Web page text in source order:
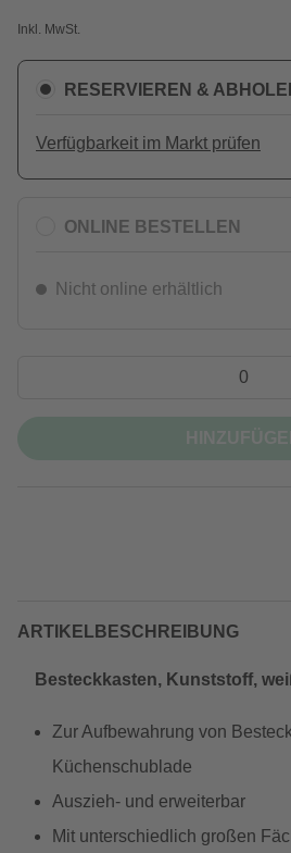
Inkl. MwSt.
RESERVIEREN &
Verfügbarkeit im Markt prüfen
ONLINE BESTELLEN
Nicht online erhältlich
ARTIKELBESCHREIBUNG
Besteckkasten, Kunststoff,
Zur Aufbewahrung von
Küchenschublade
Auszieh- und erweiterbar
Mit unterschiedlich großen